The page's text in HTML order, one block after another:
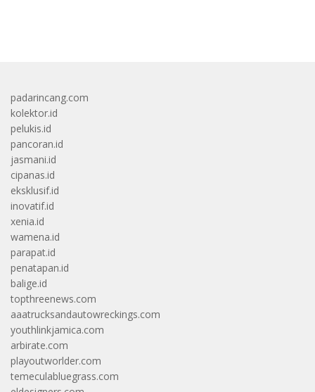
padarincang.com
kolektor.id
pelukis.id
pancoran.id
jasmani.id
cipanas.id
eksklusif.id
inovatif.id
xenia.id
wamena.id
parapat.id
penatapan.id
balige.id
topthreenews.com
aaatrucksandautowreckings.com
youthlinkjamica.com
arbirate.com
playoutworlder.com
temeculabluegrass.com